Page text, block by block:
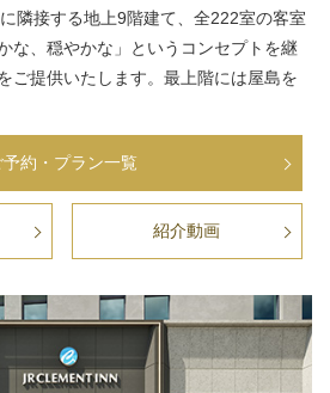
隣接する地上9階建て、全222室の客室
な、穏やかな」というコンセプトを継
ご提供いたします。最上階には屋島を
予約・プラン一覧
紹介動画